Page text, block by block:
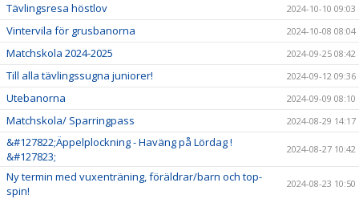
Tävlingsresa höstlov 2024-10-10 09:03
Vintervila för grusbanorna 2024-10-08 08:04
Matchskola 2024-2025 2024-09-25 08:42
Till alla tävlingssugna juniorer! 2024-09-12 09:36
Utebanorna 2024-09-09 08:10
Matchskola/ Sparringpass 2024-08-29 14:17
&#127822;Äppelplockning - Haväng på Lördag !
&#127823;
2024-08-27 10:42
Ny termin med vuxenträning, föräldrar/barn och top-
spin!
2024-08-23 10:50